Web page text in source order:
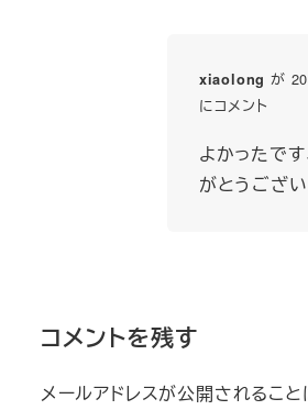
xiaolong が
にコメント
よかったで
がとうござ
コメントを残す
メールアドレスが公開されること